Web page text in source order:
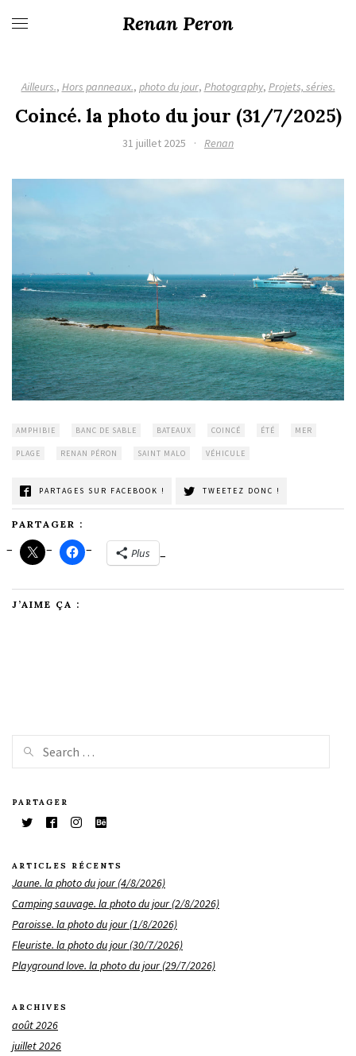
Renan Peron
Ailleurs., Hors panneaux., photo du jour, Photography, Projets, séries.
Coincé. la photo du jour (31/7/2025)
31 juillet 2025 · Renan
AMPHIBIE BANC DE SABLE BATEAUX COINCÉ ÉTÉ MER
PLAGE RENAN PÉRON SAINT MALO VÉHICULE
PARTAGES SUR FACEBOOK ! TWEETEZ DONC !
PARTAGER :
Plus
J’AIME ÇA :
PARTAGER
ARTICLES RÉCENTS
Jaune. la photo du jour (4/8/2026)
Camping sauvage. la photo du jour (2/8/2026)
Paroisse. la photo du jour (1/8/2026)
Fleuriste. la photo du jour (30/7/2026)
Playground love. la photo du jour (29/7/2026)
ARCHIVES
août 2026
juillet 2026